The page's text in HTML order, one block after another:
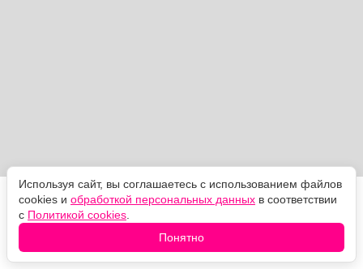
Такая заготовка здорово экономит время в будни, а
при желании ее можно подать и как холодную
Используя сайт, вы соглашаетесь с использованием файлов
cookies и обработкой персональных данных в соответствии
с Политикой cookies
Понятно